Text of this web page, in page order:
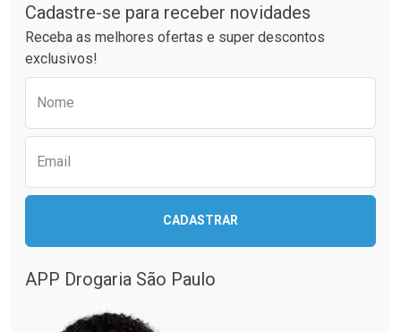
Cadastre-se para receber novidades
Receba as melhores ofertas e super descontos
exclusivos!
Nome
Email
CADASTRAR
APP Drogaria São Paulo